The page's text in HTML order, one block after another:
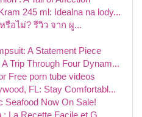
245 ml: Idealna na lody...
รือไม่? รีวิว จาก ผู...
A Statement Piece
Trip Through Four Dynam...
Free porn tube videos
FL: Stay Comfortabl...
Seafood Now On Sale!